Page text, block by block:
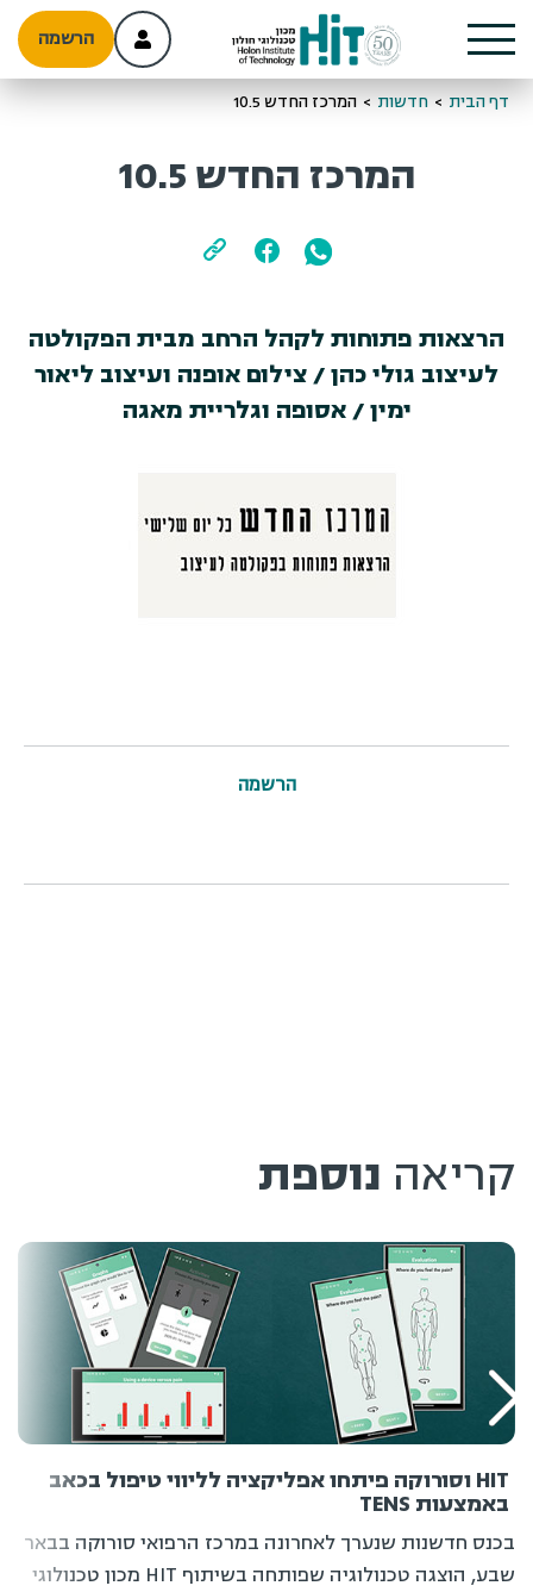
הרשמה
דף הבית > חדשות > המרכז החדש 10.5
המרכז החדש 10.5
הרצאות פתוחות לקהל הרחב מבית הפקולטה
לעיצוב גולי כהן / צילום אופנה ועיצוב ליאור
ימין / אסופה וגלריית מאגה
הרשמה
קריאה נוספת
HIT וסורוקה פיתחו אפליקציה לליווי טיפול בכאב
באמצעות TENS
בכנס חדשנות שנערך לאחרונה במרכז הרפואי סורוקה בבאר
שבע, הוצגה טכנולוגיה שפותחה בשיתוף HIT מכון טכנולוגי